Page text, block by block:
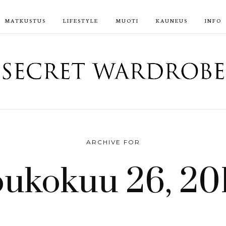
MATKUSTUS LIFESTYLE MUOTI KAUNEUS INFO
ARCHIVE FOR
26,